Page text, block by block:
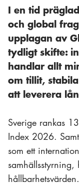
I en tid
och global
upplagan av
tydligt skifte:
handlar allt
om tillit,
att leverera
Sverige rankas
Index 2026.
som ett
samhällsstyrning,